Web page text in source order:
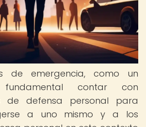
de emergencia, como un
contar con
de defensa personal para
a uno mismo y a los